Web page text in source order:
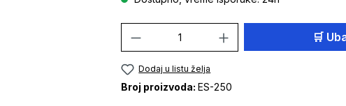
Količina proizvoda:
Dodaj u listu želja
Broj proizvoda: ES-250